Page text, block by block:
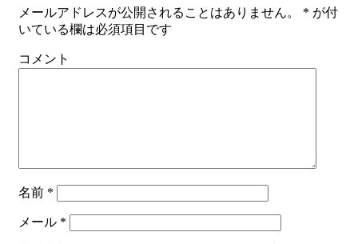
メールアドレスが公開されることはありません。 * が付
いている欄は必須項目です
コメント
名前 *
メール *